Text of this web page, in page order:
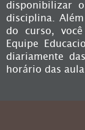
disponibilizar
disciplina.
do curso,
Equipe
diariamente
horário das